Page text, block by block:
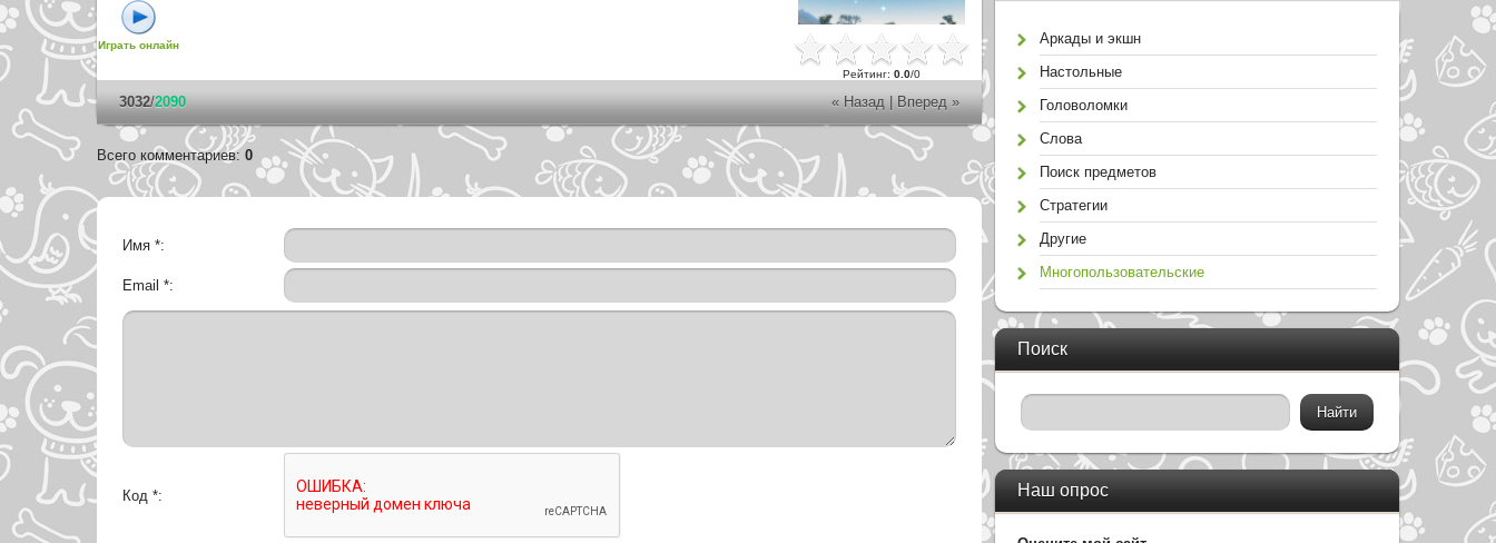
Играть онлайн
Рейтинг: 0.0/0
« Назад|Вперед »
3032/2090
Всего комментариев: 0
Имя *:
Email *:
Код *:
Аркады и экшн
Настольные
Головоломки
Слова
Поиск предметов
Стратегии
Другие
Многопользовательские
Поиск
Наш опрос